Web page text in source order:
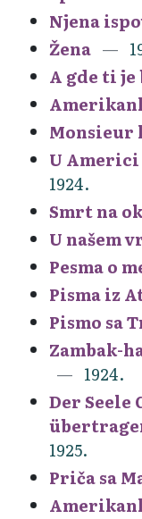
Njena
Žena
A gde ti
Monsieur
U Americi
1924.
Smrt na
U našem
Pesma o
Pisma iz
Pismo sa
Zambak-
1924.
Der Seele
1925.
Priča sa